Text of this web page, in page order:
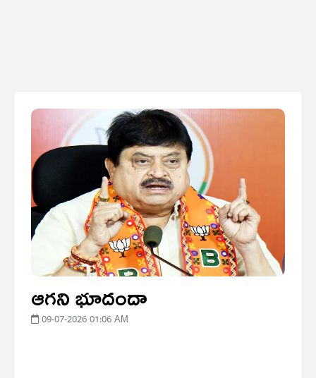
ఆగని భూదందా
09-07-2026 01:06 AM